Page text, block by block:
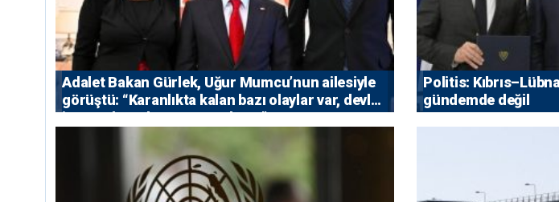
Adalet Bakan Gürlek, Uğur Mumcu’nun ailesiyle
görüştü: “Karanlıkta kalan bazı olaylar var, devlet
isterse her olayı ortaya çıkarır”
Politis:
gündemde değil